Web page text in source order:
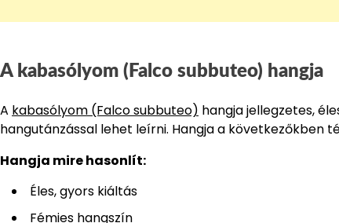
A kabasólyom (Falco subbuteo) hangja
A kabasólyom (Falco subbuteo) hangja jellegzetes,
hangutánzással lehet leírni. Hangja a következőkben
Hangja mire hasonlít:
Éles, gyors kiáltás
Fémies hangszín